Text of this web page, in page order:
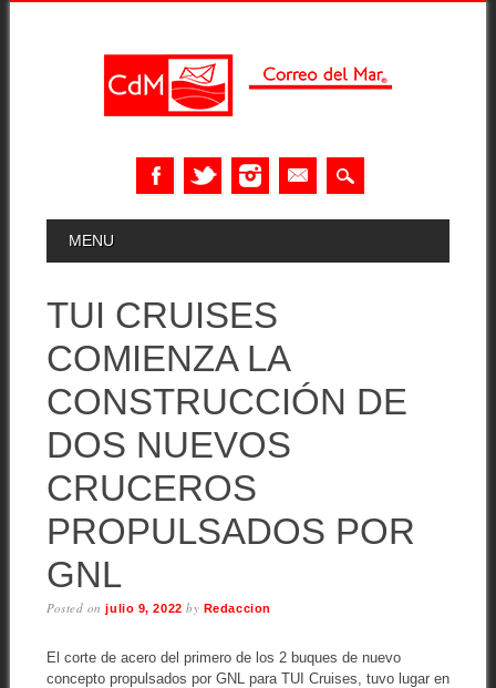
MAIN MENU
MENU
TUI CRUISES
COMIENZA LA
CONSTRUCCIÓN DE
DOS NUEVOS
CRUCEROS
PROPULSADOS POR
GNL
Posted onjulio 9, 2022 by Redaccion
El corte de acero del primero de los 2 buques de nuevo
concepto propulsados por GNL para TUI Cruises, tuvo lugar en